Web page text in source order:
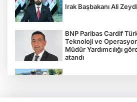
Irak Başbakanı Ali
BNP Paribas Cardif
Teknoloji ve
Müdür Yardımcılığı
atandı